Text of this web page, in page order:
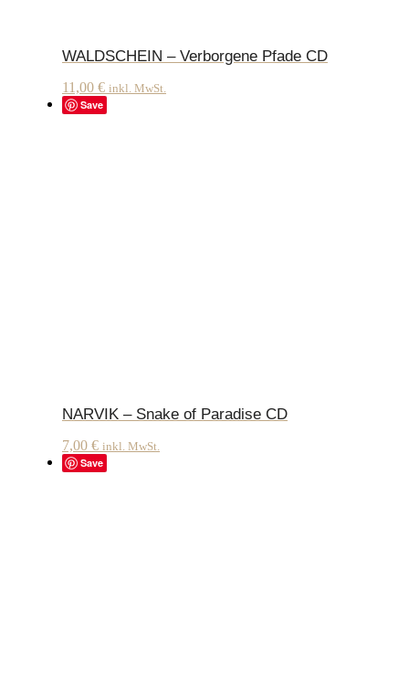
WALDSCHEIN – Verborgene Pfade CD
11,00 € inkl. MwSt.
Save
NARVIK – Snake of Paradise CD
7,00 € inkl. MwSt.
Save